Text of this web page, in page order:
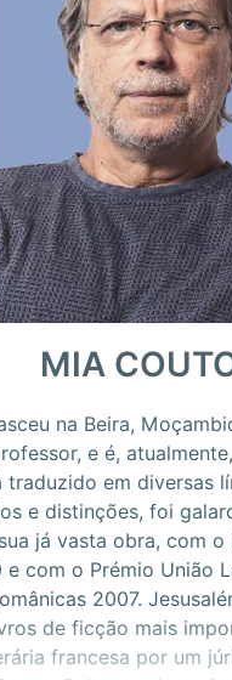
MIA
na Beira,
e é,
traduzido em diversas
e distinções, foi
já vasta obra, com o
e com o Prémio União
2007.
de ficção mais
francesa por um